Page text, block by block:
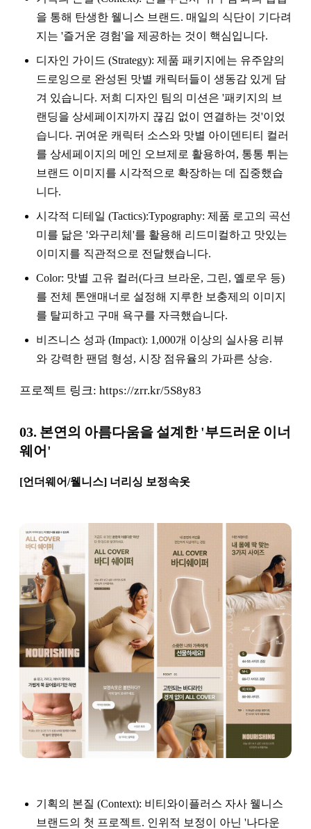
을 통해 탄생한 웰니스 브랜드. 매일의 식단이 기다려
지는 '즐거운 경험'을 제공하는 것이 핵심입니다.
디자인 가이드 (Strategy): 제품 패키지에는 유주얌의
드로잉으로 완성된 맛별 캐릭터들이 생동감 있게 담
겨 있습니다. 저희 디자인 팀의 미션은 '패키지의 브
랜딩을 상세페이지까지 끊김 없이 연결하는 것'이었
습니다. 귀여운 캐릭터 소스와 맛별 아이덴티티 컬러
를 상세페이지의 메인 오브제로 활용하여, 통통 튀는
브랜드 이미지를 시각적으로 확장하는 데 집중했습
니다.
시각적 디테일 (Tactics):Typography: 제품 로고의 곡선
미를 닮은 '와구리체'를 활용해 리드미컬하고 맛있는
이미지를 직관적으로 전달했습니다.
Color: 맛별 고유 컬러(다크 브라운, 그린, 옐로우 등)
를 전체 톤앤매너로 설정해 지루한 보충제의 이미지
를 탈피하고 구매 욕구를 자극했습니다.
비즈니스 성과 (Impact): 1,000개 이상의 실사용 리뷰
와 강력한 팬덤 형성, 시장 점유율의 가파른 상승.
프로젝트 링크: https://zrr.kr/5S8y83
03. 본연의 아름다움을 설계한 '부드러운 이너
웨어'
[언더웨어/웰니스] 너리싱 보정속옷
기획의 본질 (Context): 비티와이플러스 자사 웰니스
브랜드의 첫 프로젝트. 인위적 보정이 아닌 '나다운